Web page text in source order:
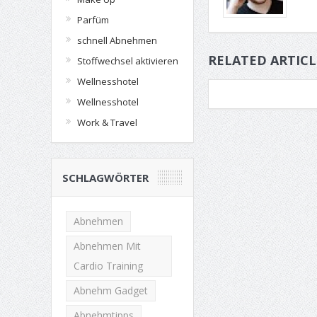
RELATED
Parfüm
schnell Abnehmen
Stoffwechsel aktivieren
Wellnesshotel
Wellnesshotel
Work & Travel
SCHLAGWÖRTER
Abnehmen
Abnehmen Mit
Cardio Training
Abnehm Gadget